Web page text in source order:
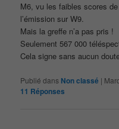
M6, vu les faibles scores de
l’émission sur W9.
Mais la greffe n’a pas pris !
Seulement 567 000
Cela signe sans aucun
Publié dans Non classé |
11 Réponses